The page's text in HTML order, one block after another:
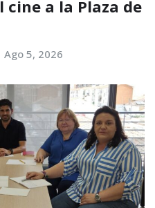
cine a la Plaza de
Ago 5, 2026